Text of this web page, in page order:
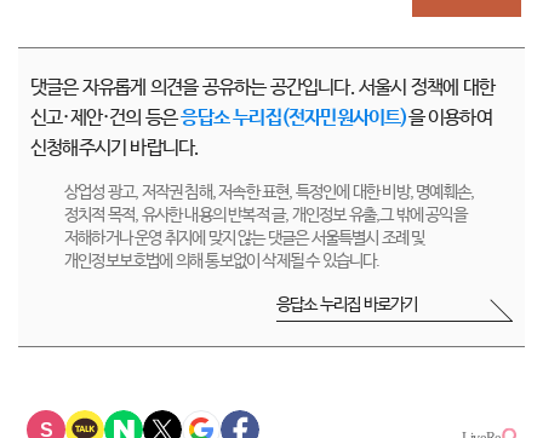
댓글은 자유롭게 의견을 공유하는 공간입니다. 서울시 정책에 대한
신고·제안·건의 등은응답소 누리집(전자민원사이트)을 이용하여
신청해주시기 바랍니다.
상업성 광고, 저작권 침해, 저속한 표현, 특정인에 대한 비방, 명예훼손,
정치적 목적, 유사한 내용의 반복적 글, 개인정보 유출,그 밖에 공익을
저해하거나 운영 취지에 맞지 않는 댓글은 서울특별시 조례 및
개인정보보호법에 의해 통보없이 삭제될 수 있습니다.
응답소 누리집 바로가기